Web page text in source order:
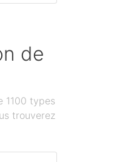
de
1100 types
trouverez